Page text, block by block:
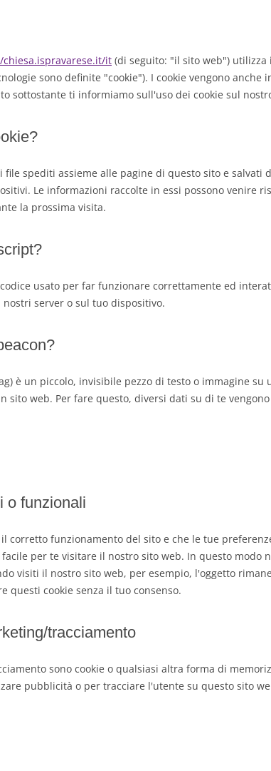
it (di seguito: "il sito web") utilizza
sono definite "cookie"). I cookie vengono
sottostante ti informiamo sull'uso dei cookie sul
file spediti assieme alle pagine di questo sito e salvati
Le informazioni raccolte in essi possono venire
la prossima visita.
usato per far funzionare correttamente ed
server o sul tuo dispositivo.
è un piccolo, invisibile pezzo di testo o immagine su
sito web. Per fare questo, diversi dati su di te
o funzionali
corretto funzionamento del sito e che le tue
per te visitare il nostro sito web. In questo modo
visiti il nostro sito web, per esempio, l'oggetto
questi cookie senza il tuo consenso.
tracciamento
sono cookie o qualsiasi altra forma di
pubblicità o per tracciare l'utente su questo sito